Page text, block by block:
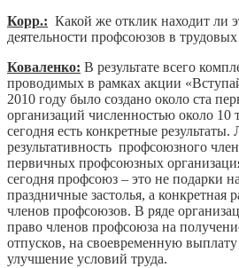
Корр.: Какой же отклик находит ли
деятельности профсоюзов в
Коваленко: В результате всего
проводимых в рамках акции
2010 году было создано около ста
организаций численностью около 10
сегодня есть конкретные
результативность профсоюзного
первичных профсоюзных
сегодня профсоюз – это не подарки
праздничные застолья, а конкретная
членов профсоюзов. В ряде
право членов профсоюза на
отпусков, на своевременную
улучшение условий труда.